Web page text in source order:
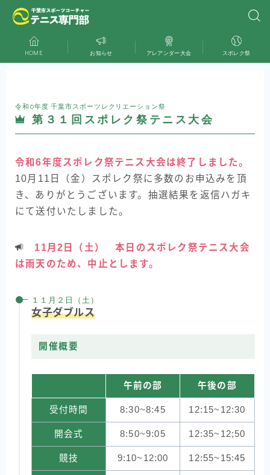
HOME お知らせ アレアンダー大会 スポレク祭
令和6年度 千葉市スポーツレクリエーション祭
第３１回スポレク祭テニス大会
令和6年度スポレク祭テニス大会は終了しました。
10月11日（金）スポレク祭に多数のお申込みを頂
き、ありがとうございます。抽選結果を返信ハガキ
にて送付いたしました。
11月2日（土） 本日のスポレク祭テニス大会
は雨天のため、中止とします。
１１月２日（土）
女子ダブルス
開催概要
午前の部 午後の部
受付時間 8:30~8:45 12:15~12:30
開会式 8:50~9:05 12:35~12;50
競技 9:10~12:00 12:55~15:45